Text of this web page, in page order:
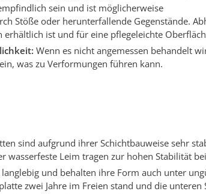
sein und ist möglicherweise
Stöße oder herunterfallende Gegenstände.
erhältlich ist und für eine pflegeleichte
Wenn es nicht angemessen behandelt
was zu Verformungen führen kann.
sind aufgrund ihrer Schichtbauweise sehr
wasserfeste Leim tragen zur hohen Stabilität
langlebig und behalten ihre Form auch unter
zwei Jahre im Freien stand und die unteren